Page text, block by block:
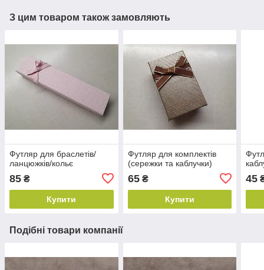
З цим товаром також замовляють
Футляр для браслетів/
ланцюжків/кольє
85 ₴
Купити
Футляр для комплектів
(сережки та каблучки)
65₴
Купити
45
Подібні товари компанії